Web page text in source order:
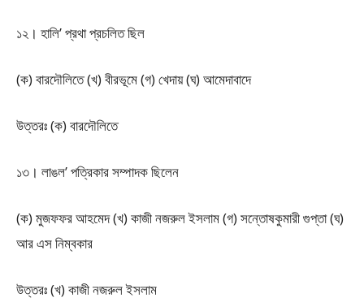
১২। হালি’ প্রথা প্রচলিত ছিল
(ক) বারদৌলিতে (খ) বীরভূমে (গ) খেদায় (ঘ) আমেদাবাদে
উত্তরঃ (ক) বারদৌলিতে
১৩। লাঙল’ পত্রিকার সম্পাদক ছিলেন
(ক) মুজফফর আহমেদ (খ) কাজী নজরুল ইসলাম (গ) সন্তোষকুমারী গুপ্তা (ঘ)
আর এস নিম্বকার
উত্তরঃ (খ) কাজী নজরুল ইসলাম